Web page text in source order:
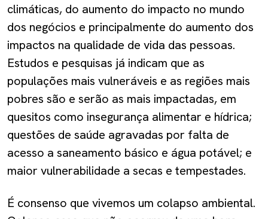
climáticas, do aumento do impacto no mundo
dos negócios e principalmente do aumento dos
impactos na qualidade de vida das pessoas.
Estudos e pesquisas já indicam que as
populações mais vulneráveis e as regiões mais
pobres são e serão as mais impactadas, em
quesitos como insegurança alimentar e hídrica;
questões de saúde agravadas por falta de
acesso a saneamento básico e água potável; e
maior vulnerabilidade a secas e tempestades.
É consenso que vivemos um colapso ambiental.